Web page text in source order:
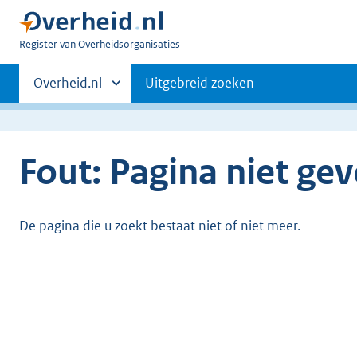
U
Register van Overheidsorganisaties
Primaire
navigatie
Andere
sites
Overheid.nl Uitgebreid zoeken
Fout: Pagina niet
De pagina die u zoekt bestaat niet of niet meer.